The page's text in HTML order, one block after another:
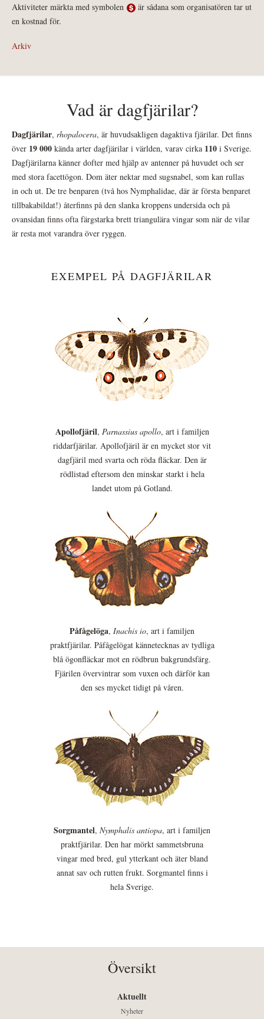
Aktiviteter märkta med symbolen
är sådana som organisatören tar ut
en kostnad för.
Arkiv
Vad är dagfjärilar?
Dagfjärilar, rhopalocera, är huvudsakligen dagaktiva fjärilar. Det finns
över 19 000 kända arter dagfjärilar i världen, varav cirka 110 i Sverige.
Dagfjärilarna känner dofter med hjälp av antenner på huvudet och ser
med stora facettögon. Dom äter nektar med sugsnabel, som kan rullas
in och ut. De tre benparen (två hos Nymphalidae, där är första benparet
tillbakabildat!) återfinns på den slanka kroppens undersida och på
ovansidan finns ofta färgstarka brett triangulära vingar som när de vilar
är resta mot varandra över ryggen.
EXEMPEL PÅ DAGFJÄRILAR
Apollofjäril, Parnassius apollo, art i familjen
riddarfjärilar. Apollofjäril är en mycket stor vit
dagfjäril med svarta och röda fläckar. Den är
rödlistad eftersom den minskar starkt i hela
landet utom på Gotland.
Påfågelöga, Inachis io, art i familjen
praktfjärilar. Påfågelögat kännetecknas av tydliga
blå ögonfläckar mot en rödbrun bakgrundsfärg.
Fjärilen övervintrar som vuxen och därför kan
den ses mycket tidigt på våren.
Sorgmantel, Nymphalis antiopa, art i familjen
praktfjärilar. Den har mörkt sammetsbruna
vingar med bred, gul ytterkant och äter bland
annat sav och rutten frukt. Sorgmantel finns i
hela Sverige.
Översikt
Aktuellt
Nyheter